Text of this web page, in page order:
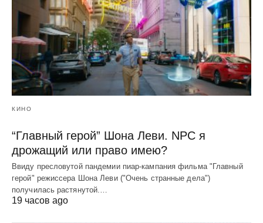
КИНО
“Главный герой” Шона Леви. NPC я
дрожащий или право имею?
Ввиду пресловутой пандемии пиар-кампания фильма "Главный
герой" режиссера Шона Леви ("Очень странные дела")
получилась растянутой.…
19 часов ago